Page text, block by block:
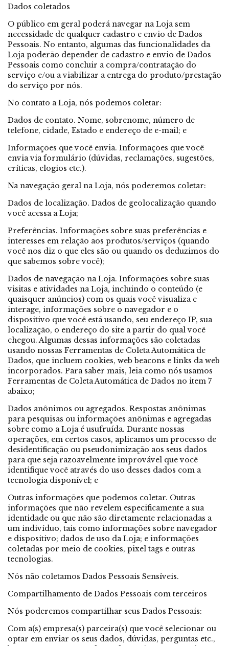
Dados coletados
O público em geral poderá navegar na Loja sem
necessidade de qualquer cadastro e envio de Dados
Pessoais. No entanto, algumas das funcionalidades da
Loja poderão depender de cadastro e envio de Dados
Pessoais como concluir a compra/contratação do
serviço e/ou a viabilizar a entrega do produto/prestação
do serviço por nós.
No contato a Loja, nós podemos coletar:
Dados de contato. Nome, sobrenome, número de
telefone, cidade, Estado e endereço de e-mail; e
Informações que você envia. Informações que você
envia via formulário (dúvidas, reclamações, sugestões,
críticas, elogios etc.).
Na navegação geral na Loja, nós poderemos coletar:
Dados de localização. Dados de geolocalização quando
você acessa a Loja;
Preferências. Informações sobre suas preferências e
interesses em relação aos produtos/serviços (quando
você nos diz o que eles são ou quando os deduzimos do
que sabemos sobre você);
Dados de navegação na Loja. Informações sobre suas
visitas e atividades na Loja, incluindo o conteúdo (e
quaisquer anúncios) com os quais você visualiza e
interage, informações sobre o navegador e o
dispositivo que você está usando, seu endereço IP, sua
localização, o endereço do site a partir do qual você
chegou. Algumas dessas informações são coletadas
usando nossas Ferramentas de Coleta Automática de
Dados, que incluem cookies, web beacons e links da web
incorporados. Para saber mais, leia como nós usamos
Ferramentas de Coleta Automática de Dados no item 7
abaixo;
Dados anônimos ou agregados. Respostas anônimas
para pesquisas ou informações anônimas e agregadas
sobre como a Loja é usufruída. Durante nossas
operações, em certos casos, aplicamos um processo de
desidentificação ou pseudonimização aos seus dados
para que seja razoavelmente improvável que você
identifique você através do uso desses dados com a
tecnologia disponível; e
Outras informações que podemos coletar. Outras
informações que não revelem especificamente a sua
identidade ou que não são diretamente relacionadas a
um indivíduo, tais como informações sobre navegador
e dispositivo; dados de uso da Loja; e informações
coletadas por meio de cookies, pixel tags e outras
tecnologias.
Nós não coletamos Dados Pessoais Sensíveis.
Compartilhamento de Dados Pessoais com terceiros
Nós poderemos compartilhar seus Dados Pessoais:
Com a(s) empresa(s) parceira(s) que você selecionar ou
optar em enviar os seus dados, dúvidas, perguntas etc.,